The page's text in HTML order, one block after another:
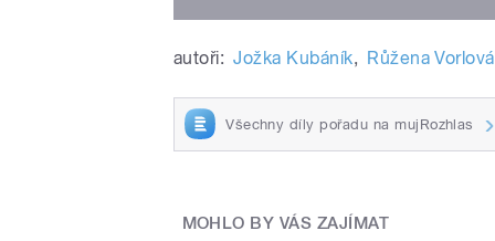
autoři: Jožka Kubáník, Růžena Vorlová
Všechny díly pořadu na mujRozhlas
MOHLO BY VÁS ZAJÍMAT